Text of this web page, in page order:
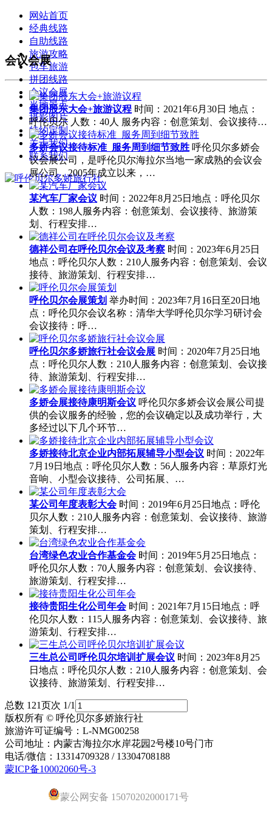
网站首页
经典线路
自助线路
旅游攻略
包车旅游
拼团线路
会议会展
当地景点
摄影图片
特约定制
关于我们
联系我们
会议会展
集团股东大会+旅游议程 时间：2021年6月30日 地点：
呼伦贝尔 人数：40人 服务内容：创意策划、会议接待…
多娇会议接待标准_服务周到细节致胜呼伦贝尔多娇会
议会展公司，是呼伦贝尔海拉尔当地一家成熟的会议会
展公司，2005年成立以来，…
某汽车厂家会议 时间：2022年8月25日地点：呼伦贝尔
人数：198人服务内容：创意策划、会议接待、旅游策
划、行程安排…
德祥公司在呼伦贝尔会议及考察 时间：2023年6月25日
地点：呼伦贝尔人数：210人服务内容：创意策划、会议
接待、旅游策划、行程安排…
呼伦贝尔会展策划 举办时间：2023年7月16日至20日地
点：呼伦贝尔会议名称：清华大学呼伦贝尔学习研讨会
会议接待：呼…
呼伦贝尔多娇旅行社会议会展 时间：2020年7月25日地
点：呼伦贝尔人数：210人服务内容：创意策划、会议接
待、旅游策划、行程安排…
多娇会展接待康明斯会议 呼伦贝尔多娇会议会展公司提
供的会议服务的经验，您的会议确定以及成功举行，大
多经过以下几个环节…
多娇接待北京企业内部拓展辅导小型会议 时间：2022年
7月19日地点：呼伦贝尔人数：56人服务内容：草原灯光
音响、小型会议接待、公司拓展、…
某公司年度表彰大会时间：2019年6月25日地点：呼伦
贝尔人数：210人服务内容：创意策划、会议接待、旅游
策划、行程安排…
台湾绿色农业合作基金会时间：2019年5月25日地点：
呼伦贝尔人数：70人服务内容：创意策划、会议接待、
旅游策划、行程安排…
接待贵阳生化公司年会时间：2021年7月15日地点：呼
伦贝尔人数：115人服务内容：创意策划、会议接待、旅
游策划、行程安排…
三生总公司呼伦贝尔培训扩展会议 时间：2023年8月25
日地点：呼伦贝尔人数：210人服务内容：创意策划、会
议接待、旅游策划、行程安排…
总数 121页次 1/1
版权所有 © 呼伦贝尔多娇旅行社
旅游许可证编号：L-NMG00258
公司地址：内蒙古海拉尔水岸花园2号楼10号门市
电话/微信：13314709328 / 13304708188
蒙ICP备10002060号-3
蒙公网安备 15070202000171号